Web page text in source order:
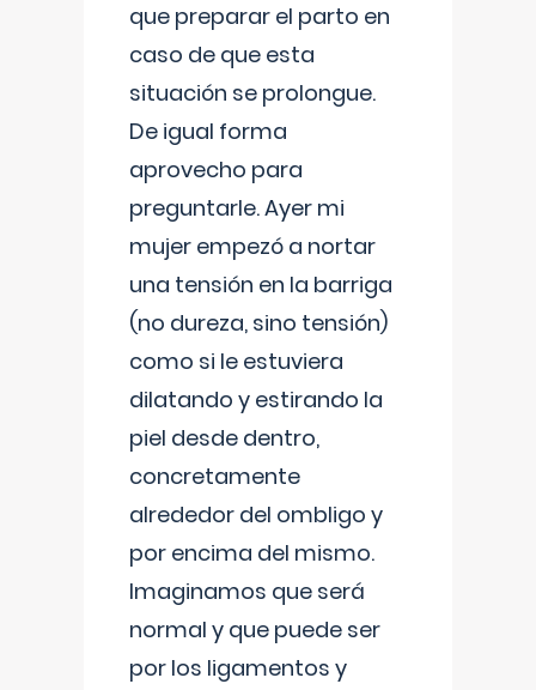
que preparar el parto en
caso de que esta
situación se prolongue.
De igual forma
aprovecho para
preguntarle. Ayer mi
mujer empezó a nortar
una tensión en la barriga
(no dureza, sino tensión)
como si le estuviera
dilatando y estirando la
piel desde dentro,
concretamente
alrededor del ombligo y
por encima del mismo.
Imaginamos que será
normal y que puede ser
por los ligamentos y